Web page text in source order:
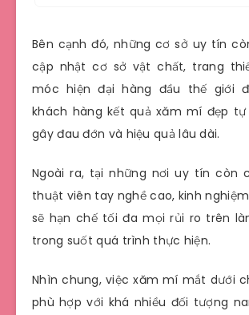
Bên cạnh đó, những cơ sở uy tín
cập nhật cơ sở vật chất, trang
móc hiện đại hàng đầu thế giới
khách hàng kết quả xăm mí đẹp tự
gây đau đớn và hiệu quả lâu dài.
Ngoài ra, tại những nơi uy tín còn
thuật viên tay nghề cao, kinh
sẽ hạn chế tối đa mọi rủi ro trên
trong suốt quá trình thực hiện.
Nhìn chung, việc xăm mí mắt dưới
phù hợp với khá nhiều đối tượng